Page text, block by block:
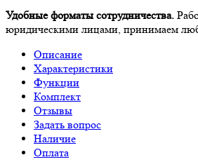
Удобные форматы сотрудничества.
юридическими лицами, принимаем
Описание
Характеристики
Функции
Комплект
Отзывы
Задать вопрос
Наличие
Оплата